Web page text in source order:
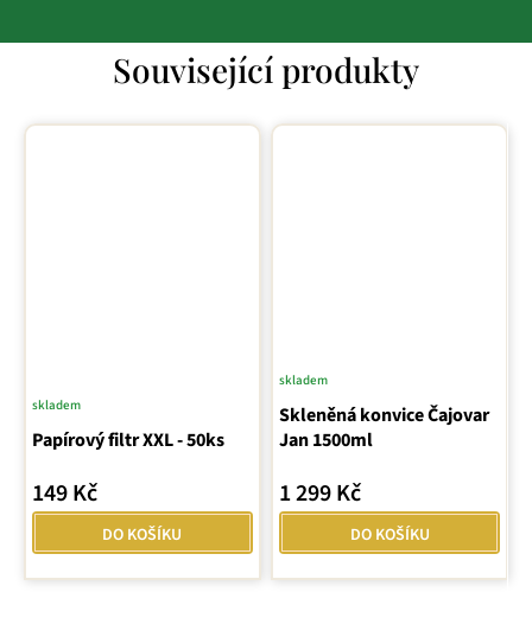
Související produkty
Papírový filtr XXL - 50ks
skladem
149 Kč
DO KOŠÍKU
Skleněná konvice Čajovar
Jan 1500ml
skladem
1 299 Kč
DO KOŠÍKU